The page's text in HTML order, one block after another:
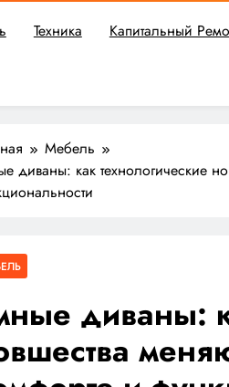
или крупное строительство, в
Техника Капитальный
Мебель
диваны: как технологические
диваны: